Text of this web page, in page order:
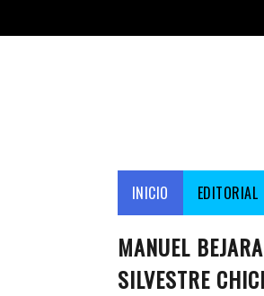
INICIO EDITORIAL
MANUEL
SILVESTRE